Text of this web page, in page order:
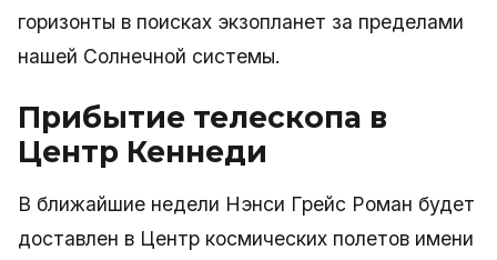
горизонты в поисках экзопланет за пределами
нашей Солнечной системы.
Прибытие телескопа в
Центр Кеннеди
В ближайшие недели Нэнси Грейс Роман будет
доставлен в Центр космических полетов имени